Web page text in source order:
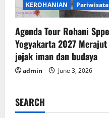
KEROHANIAN Pariwisata
Agenda Tour Rohani
Yogyakarta 2027
jejak iman dan budaya
admin June 3, 2026
SEARCH